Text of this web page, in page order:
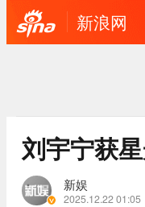
新浪网
刘宇宁获
新娱
2025.12.22 01:05